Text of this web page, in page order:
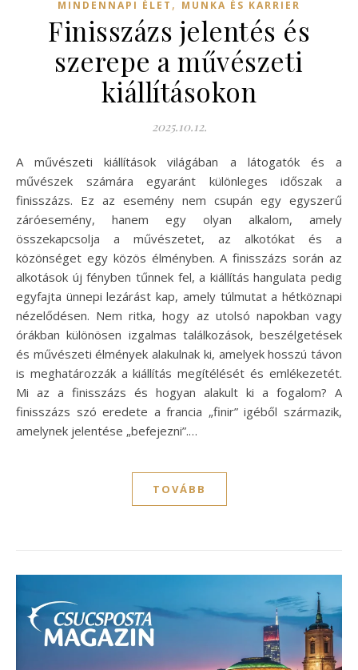
MINDENNAPI ÉLET , MUNKA ÉS KARRIER
Finisszázs jelentés és
szerepe a művészeti
kiállításokon
2025.10.12.
A művészeti kiállítások világában a látogatók és a
művészek számára egyaránt különleges időszak a
finisszázs. Ez az esemény nem csupán egy egyszerű
záróesemény, hanem egy olyan alkalom, amely
összekapcsolja a művészetet, az alkotókat és a
közönséget egy közös élményben. A finisszázs során az
alkotások új fényben tűnnek fel, a kiállítás hangulata pedig
egyfajta ünnepi lezárást kap, amely túlmutat a hétköznapi
nézelődésen. Nem ritka, hogy az utolsó napokban vagy
órákban különösen izgalmas találkozások, beszélgetések
és művészeti élmények alakulnak ki, amelyek hosszú távon
is meghatározzák a kiállítás megítélését és emlékezetét.
Mi az a finisszázs és hogyan alakult ki a fogalom? A
finisszázs szó eredete a francia „finir” igéből származik,
amelynek jelentése „befejezni”.…
TOVÁBB